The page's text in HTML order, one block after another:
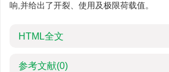
响,并给出了开裂、使用及极限荷载值。
HTML全文
参考文献(0)